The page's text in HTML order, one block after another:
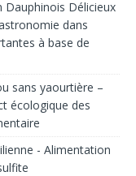
Dauphinois Délicieux
dans
à base de
sans yaourtière –
écologique des
- Alimentation